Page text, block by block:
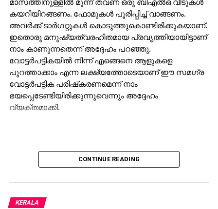
കയറിയിറങ്ങണം. ഫോമുകള്‍ പൂരിപ്പിച്ച് വാങ്ങണം.
അവര്‍ക്ക് ടാര്‍ഗറ്റുകള്‍ കൊടുത്തുകൊണ്ടിരിക്കുകയാണ്.
ഇതൊരു മനുഷ്യത്വരഹിതമായ പ്രവൃത്തിയായിട്ടാണ്
നാം കാണുന്നതെന്ന് അദ്ദേഹം പറഞ്ഞു.
വോട്ടര്‍പട്ടികയില്‍ നിന്ന് എങ്ങെനെ ആളുകളെ
പുറത്താക്കാം എന്ന ലക്ഷ്യത്തോടെയാണ് ഈ സമഗ്ര
വോട്ടര്‍പട്ടിക പരിഷ്‌കരണമെന്ന് നാം
ഭയപ്പെടേണ്ടിയിരിക്കുന്നുവെന്നും അദ്ദേഹം
വ്യക്തമാക്കി.
CONTINUE READING
KERALA